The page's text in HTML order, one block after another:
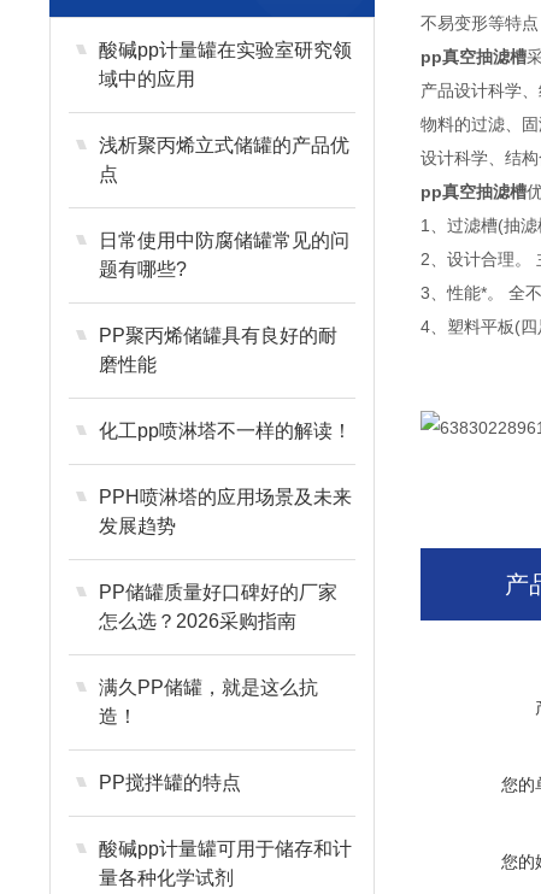
酸碱pp计量罐在实验室研究领
域中的应用
浅析聚丙烯立式储罐的产品优
点
日常使用中防腐储罐常见的问
题有哪些?
PP聚丙烯储罐具有良好的耐
磨性能
化工pp喷淋塔不一样的解读！
PPH喷淋塔的应用场景及未来
发展趋势
PP储罐质量好口碑好的厂家
怎么选？2026采购指南
满久PP储罐，就是这么抗
造！
PP搅拌罐的特点
酸碱pp计量罐可用于储存和计
量各种化学试剂
不易变形等特
pp真空抽滤槽
产品设计科学
物料的过滤、
设计科学、结
pp真空抽滤槽
1、过滤槽(抽
2、设计合理。
3、性能*。 全
4、塑料平板(
产
您的
您的